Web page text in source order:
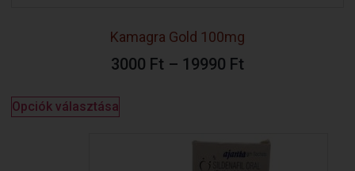
Kamagra Gold 100mg
3000 Ft – 19990 Ft
Opciók választása